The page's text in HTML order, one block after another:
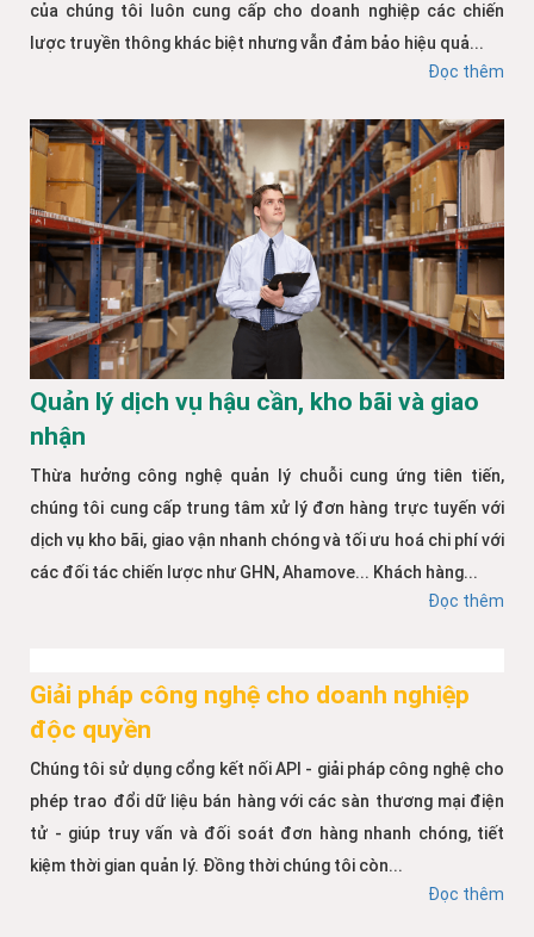
của chúng tôi luôn cung cấp cho doanh nghiệp các chiến
lược truyền thông khác biệt nhưng vẫn đảm bảo hiệu quả...
Đọc thêm
Quản lý dịch vụ hậu cần, kho bãi và giao
nhận
Thừa hưởng công nghệ quản lý chuỗi cung ứng tiên tiến,
chúng tôi cung cấp trung tâm xử lý đơn hàng trực tuyến với
dịch vụ kho bãi, giao vận nhanh chóng và tối ưu hoá chi phí với
các đối tác chiến lược như GHN, Ahamove... Khách hàng...
Đọc thêm
Giải pháp công nghệ cho doanh nghiệp
độc quyền
Chúng tôi sử dụng cổng kết nối API - giải pháp công nghệ cho
phép trao đổi dữ liệu bán hàng với các sàn thương mại điện
tử - giúp truy vấn và đối soát đơn hàng nhanh chóng, tiết
kiệm thời gian quản lý. Đồng thời chúng tôi còn...
Đọc thêm